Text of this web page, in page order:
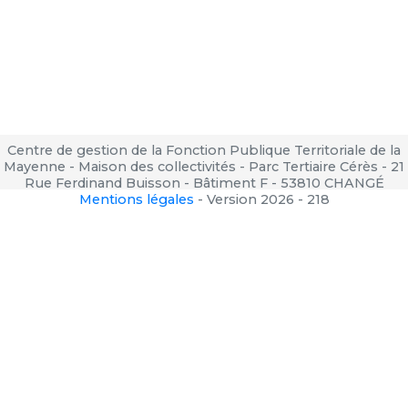
Centre de gestion de la Fonction Publique Territoriale de la
Mayenne - Maison des collectivités - Parc Tertiaire Cérès - 21
Rue Ferdinand Buisson - Bâtiment F - 53810 CHANGÉ
Mentions légales - Version 2026 - 218